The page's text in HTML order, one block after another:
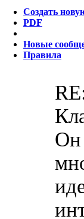
Создать
PDF
Новые
Правила
Он